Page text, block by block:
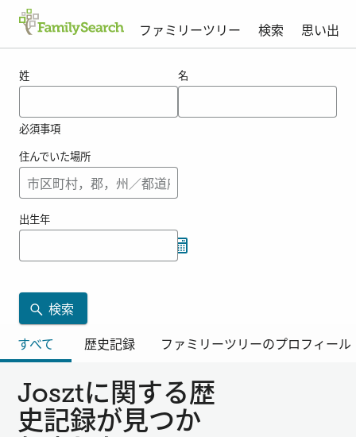
ファミリーツリー 検索
思い出
姓
必須事項
名
住んでいた場所
出生年
検索
すべて
歴史記録 ファミリーツリーのプロフィール
Josztに関する歴
史記録が見つか